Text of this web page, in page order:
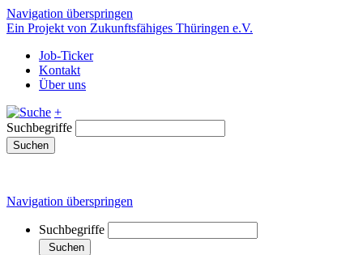
Navigation überspringen
Ein Projekt von Zukunftsfähiges Thüringen e.V.
Job-Ticker
Kontakt
Über uns
+
Suchbegriffe
Suchen
Navigation überspringen
Suchbegriffe
Suchen